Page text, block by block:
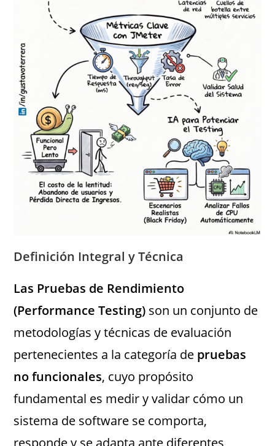
Definición Integral y Técnica
Las Pruebas de Rendimiento
(Performance Testing) son un conjunto de
metodologías y técnicas de evaluación
pertenecientes a la categoría de pruebas
no funcionales, cuyo propósito
fundamental es medir y validar cómo un
sistema de software se comporta,
responde y se adapta ante diferentes